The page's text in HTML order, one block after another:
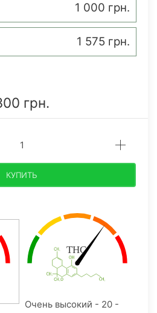
1 000 грн.
1 575 грн.
грн.
КУПИТЬ
Очень высокий - 20 -